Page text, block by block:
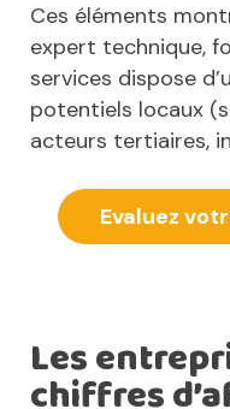
Ces éléments
expert technique,
services dispose
potentiels locaux
acteurs tertiaires,
Evaluez
Les
chiffres